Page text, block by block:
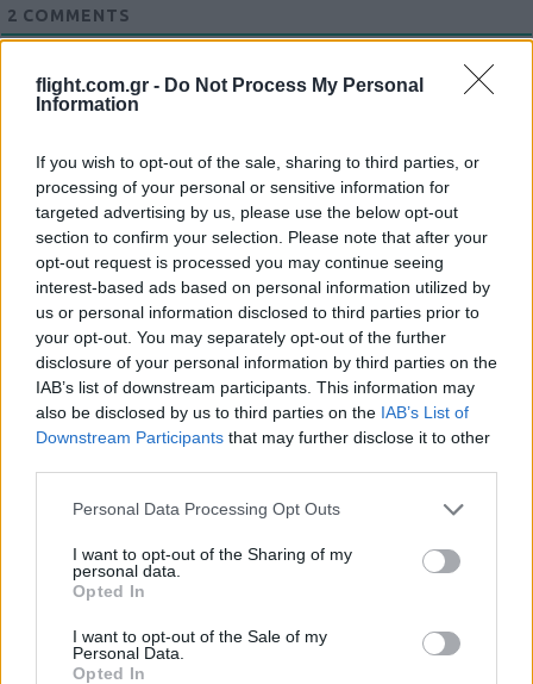
flight.com.gr - Do Not Process My Personal
Information
If you wish to opt-out of the sale, sharing to third parties, or
processing of your personal or sensitive information for
targeted advertising by us, please use the below opt-out
section to confirm your selection. Please note that after your
opt-out request is processed you may continue seeing
interest-based ads based on personal information utilized by
us or personal information disclosed to third parties prior to
your opt-out. You may separately opt-out of the further
disclosure of your personal information by third parties on the
IAB’s list of downstream participants. This information may
also be disclosed by us to third parties on the IAB’s List of
Downstream Participants that may further disclose it to other
Please note that this website/app uses one or more Google
not limited to your visit or usage behaviour. You may click to
grant or deny consent to Google and its third-party tags to
use your data for below specified purposes in below Google
consent section.
Personal Data Processing Opt Outs
I want to opt-out of the Sharing of my
personal data.
Opted In
I want to opt-out of the Sale of my
Personal Data.
Opted In
2 COMMENTS
4 Μαρτίου 2024 14:27
#577949
Εξαιρετική, αξιέπαινη προσπάθεια, εύγε!!
4 Reply
ndial(@ndial)
Noble Member
4 Μαρτίου 2024 14:35
#577951
Πολυ ενδιαφερον ντοκυμαντερ.
Διορθωστε παρακαλώ τον τιτλο…(λεει “Η ελληνικό
Reply